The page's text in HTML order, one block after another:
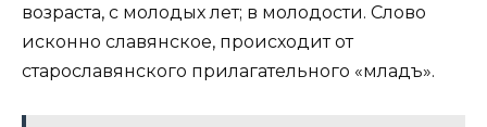
возраста, с молодых лет; в молодости. Слово
исконно славянское, происходит от
старославянского прилагательного «младъ».